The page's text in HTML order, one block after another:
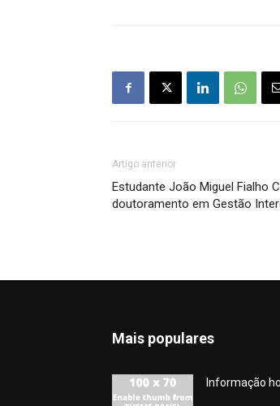
Artigo anterior
Estudante João Miguel Fialho
doutoramento em Gestão
Mais populares
Informação